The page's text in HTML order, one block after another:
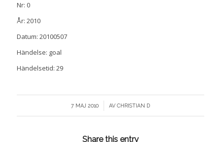
Nr: 0
År: 2010
Datum: 20100507
Händelse: goal
Händelsetid: 29
7 MAJ 2010
/ AV CHRISTIAN D
Share this entry